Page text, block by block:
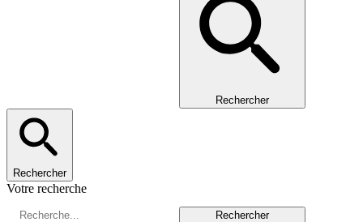
Rechercher
Rechercher
Votre recherche
Rechercher